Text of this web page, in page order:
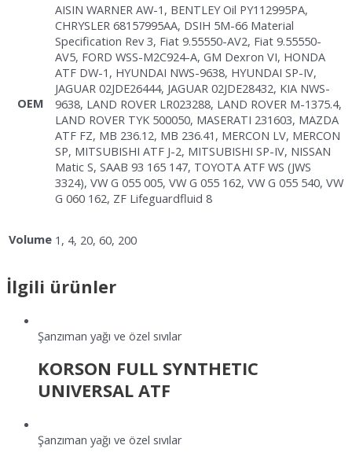
OEM
AISIN WARNER AW-1, BENTLEY Oil PY112995PA,
CHRYSLER 68157995AA, DSIH 5M-66 Material
Specification Rev 3, Fiat 9.55550-AV2, Fiat 9.55550-
AV5, FORD WSS-M2C924-A, GM Dexron VI, HONDA
ATF DW-1, HYUNDAI NWS-9638, HYUNDAI SP-IV,
JAGUAR 02JDE26444, JAGUAR 02JDE28432, KIA NWS-
9638, LAND ROVER LR023288, LAND ROVER M-1375.4,
LAND ROVER TYK 500050, MASERATI 231603, MAZDA
ATF FZ, MB 236.12, MB 236.41, MERCON LV, MERCON
SP, MITSUBISHI ATF J-2, MITSUBISHI SP-IV, NISSAN
Matic S, SAAB 93 165 147, TOYOTA ATF WS (JWS
3324), VW G 055 005, VW G 055 162, VW G 055 540, VW
G 060 162, ZF Lifeguardfluid 8
Volume 1, 4, 20, 60, 200
İlgili ürünler
Şanzıman yağı ve özel sıvılar
KORSON FULL SYNTHETIC
UNIVERSAL ATF
Şanzıman yağı ve özel sıvılar